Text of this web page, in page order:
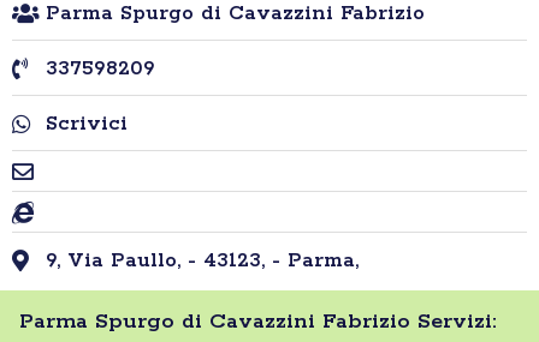
Parma Spurgo di Cavazzini Fabrizio
337598209
Scrivici
9, Via Paullo, - 43123, - Parma,
Parma Spurgo di Cavazzini Fabrizio Servizi: